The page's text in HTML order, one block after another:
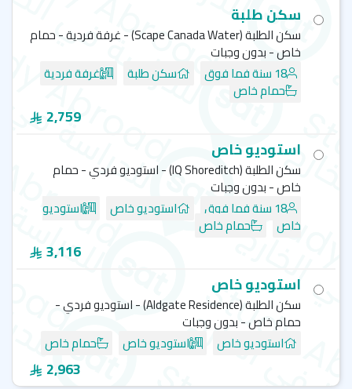
سكن طلبة
سكن الطلبة (Scape Canada Water) - غرفة فردية - حمام
خاص - بدون وجبات
18 سنة فما فوق
سكن طلبة غرفة فردية
حمام خاص
2,759
استوديو خاص
سكن الطلبة (‏IQ Shoreditch) - استوديو فردي - حمام
خاص - بدون وجبات
18 سنة فما فوق
استوديو خاص استوديو
خاص حمام خاص
3,116
استوديو خاص
سكن الطلبة (‏Aldgate Residence) - استوديو فردي -
حمام خاص - بدون وجبات
استوديو خاص
استوديو خاص حمام خاص
2,963